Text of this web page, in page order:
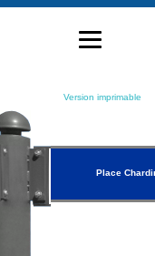
Version imprimable
Place